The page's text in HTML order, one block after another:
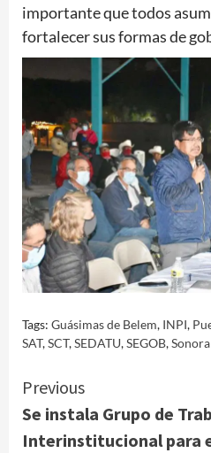
importante que todos
fortalecer sus formas de
Tags: Guásimas de Belem, INPI,
SAT,SCT,SEDATU,SEGOB,Sonora
Continue
Reading
Previous
Se instala Grupo de
Interinstitucional para